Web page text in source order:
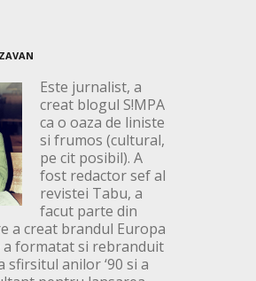
Este jurnalist, a
creat blogul S!MPA
ca o oaza de liniste
si frumos (cultural,
pe cit posibil). A
fost redactor sef al
revistei Tabu, a
facut parte din
a creat brandul Europa
a formatat si rebranduit
sfirsitul anilor ‘90 si a